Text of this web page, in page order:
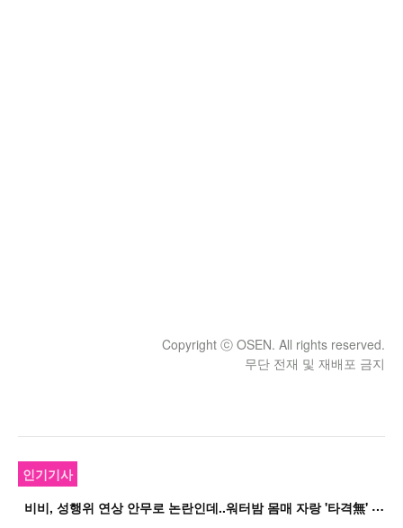
Copyright ⓒ OSEN. All rights reserved.
무단 전재 및 재배포 금지
인기기사
비
비, 성행위 연상 안무로 논란인데..워터밤 몸매 자랑 '타격無' 근황